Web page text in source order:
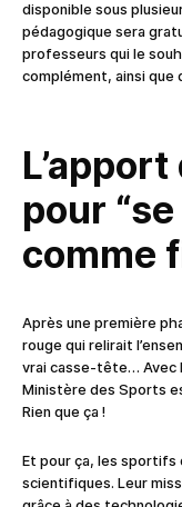
disponible sous
pédagogique sera
professeurs qui le
complément, ainsi que
pour
comme
Après une première
rouge qui relirait
vrai casse-tête… Avec
Ministère des Sports
Rien que ça !
Et pour ça, les sportifs
scientifiques. Leur